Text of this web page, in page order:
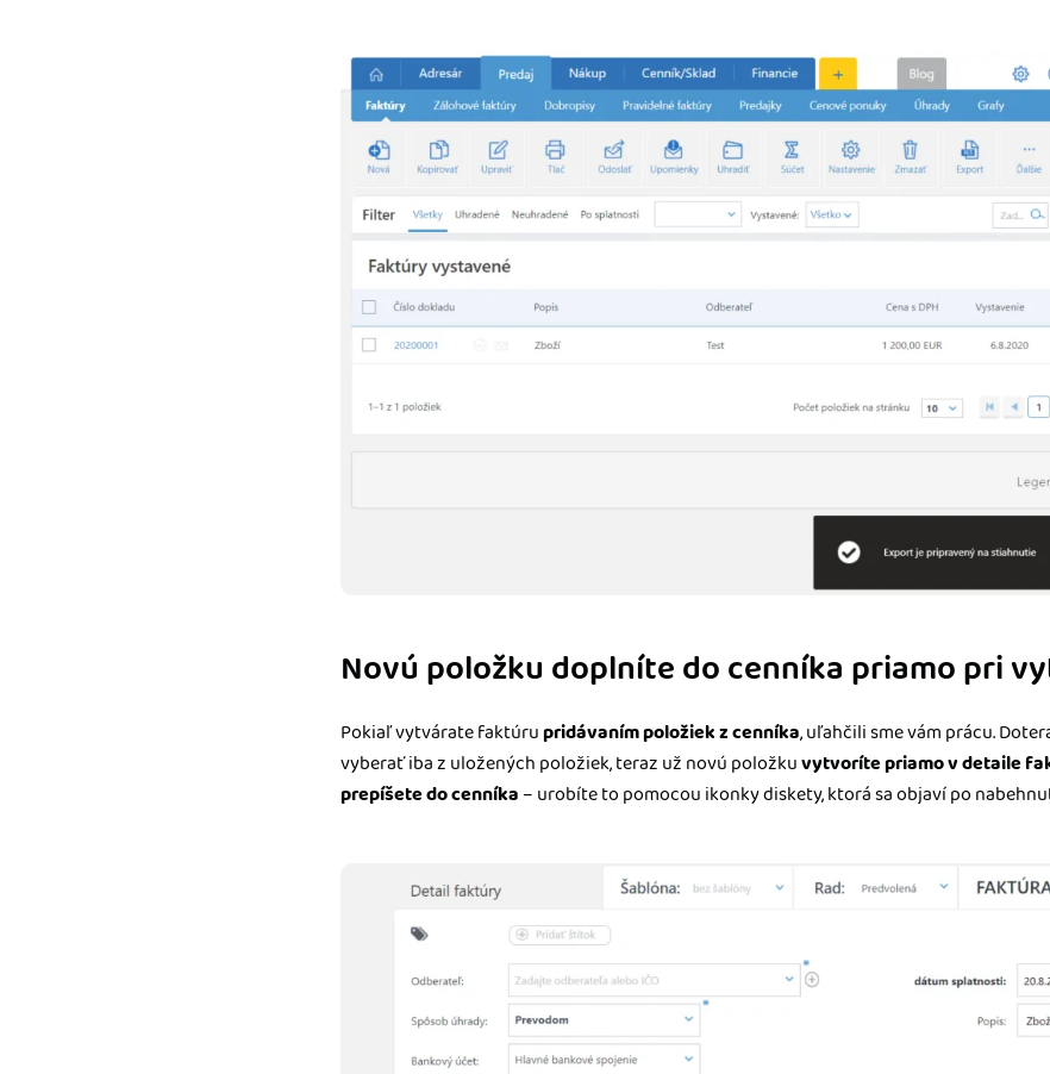
Novú položku doplníte do cenníka priamo pri
Pokiaľ vytvárate faktúrupridávaním položiek z cenníka, uľahčili sme vám prácu.
vyberať iba z uložených položiek, teraz už novú položkuvytvoríte priamo v detaile
prepíšete do cenníka – urobíte to pomocou ikonky diskety, ktorá sa objaví po